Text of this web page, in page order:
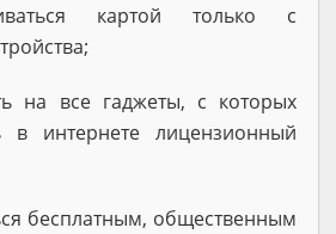
картой только с
на все гаджеты, с которых
в интернете лицензионный
бесплатным, общественным